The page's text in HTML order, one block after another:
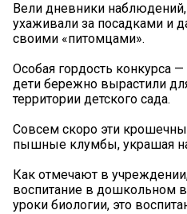
Вели дневники
ухаживали за посадками и
своими «питомцами».
Особая гордость конкурса
дети бережно вырастили
территории детского сада.
Совсем скоро эти
пышные клумбы, украшая
Как отмечают в
воспитание в дошкольном
уроки биологии, это